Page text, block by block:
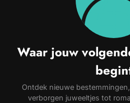
Waar jouw
Ontdek nieuwe
verborgen juweeltjes tot